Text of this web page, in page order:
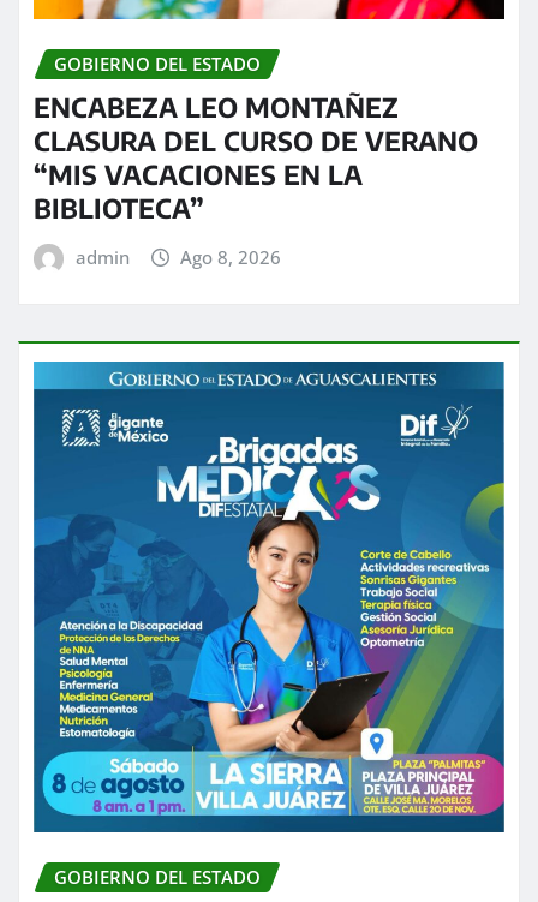
GOBIERNO DEL ESTADO
ENCABEZA LEO MONTAÑEZ
CLASURA DEL CURSO DE VERANO
“MIS VACACIONES EN LA
BIBLIOTECA”
admin Ago 8, 2026
GOBIERNO DEL ESTADO